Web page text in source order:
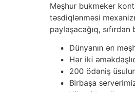
Məşhur bukmeker
təsdiqlənməsi
paylaşacağıq,
Dünyanın ən
Hər iki
200 ödəniş
Birbaşa